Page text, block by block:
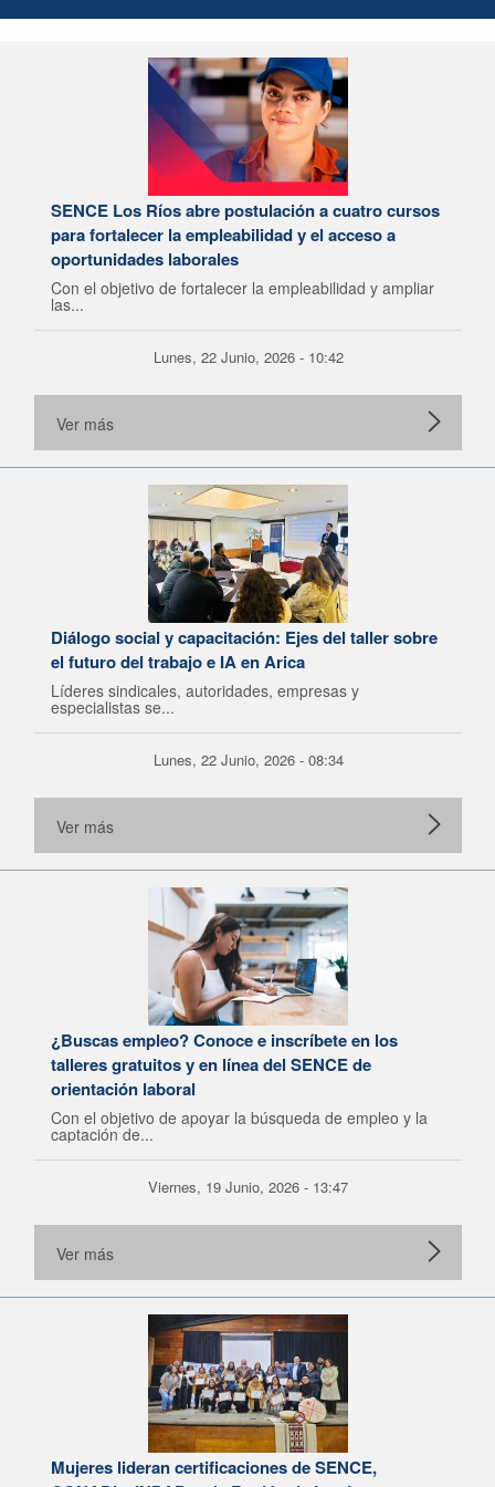
SENCE Los Ríos abre postulación a cuatro cursos
para fortalecer la empleabilidad y el acceso a
oportunidades laborales
Con el objetivo de fortalecer la empleabilidad y ampliar
las...
Lunes, 22 Junio, 2026 - 10:42
Ver más
Diálogo social y capacitación: Ejes del taller sobre
el futuro del trabajo e IA en Arica
Líderes sindicales, autoridades, empresas y
especialistas se...
Lunes, 22 Junio, 2026 - 08:34
Ver más
¿Buscas empleo? Conoce e inscríbete en los
talleres gratuitos y en línea del SENCE de
orientación laboral
Con el objetivo de apoyar la búsqueda de empleo y la
captación de...
Viernes, 19 Junio, 2026 - 13:47
Ver más
Mujeres lideran certificaciones de SENCE,